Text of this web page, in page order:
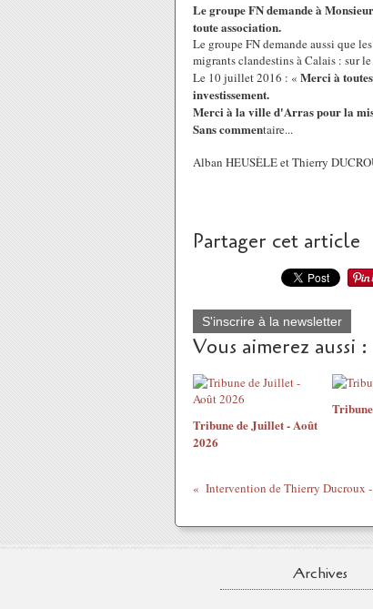
Le groupe FN demande à
toute association.
Le groupe FN demande aussi que
migrants clandestins à Calais : sur
Le 10 juillet 2016 : « Merci à
investissement.
Merci à la ville d'Arras pour la
Sans commentaire...
Alban HEUSÈLE et Thierry
Partager cet article
S'inscrire à la newsletter
Vous aimerez aussi :
Tribune de Juillet - Août
2026
Archives